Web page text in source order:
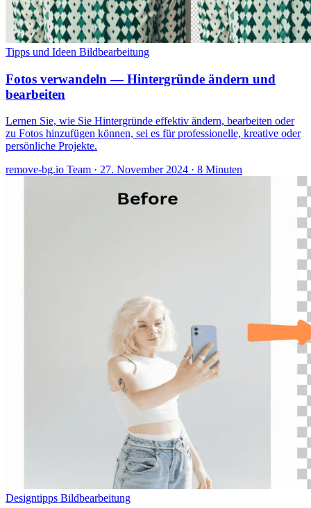
Tipps und Ideen Bildbearbeitung
Fotos verwandeln — Hintergründe ändern und
bearbeiten
Lernen Sie, wie Sie Hintergründe effektiv ändern, bearbeiten oder
zu Fotos hinzufügen können, sei es für professionelle, kreative oder
persönliche Projekte.
remove-bg.io Team · 27. November 2024 · 8 Minuten
Designtipps Bildbearbeitung